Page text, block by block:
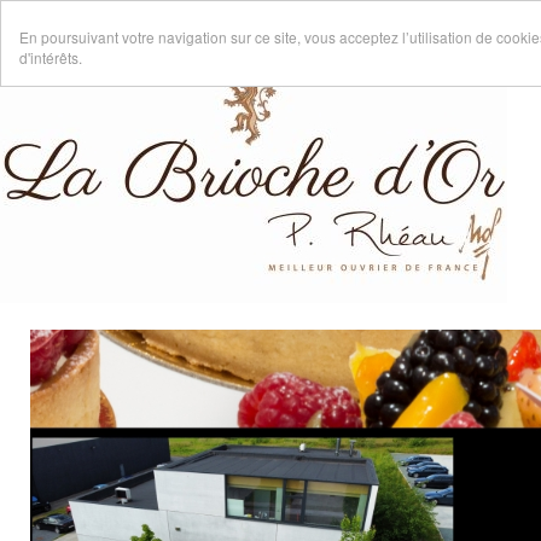
En poursuivant votre navigation sur ce site, vous acceptez l’utilisation de
d'intérêts.